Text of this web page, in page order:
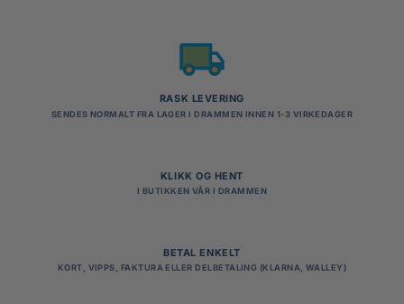
RASK LEVERING
SENDES NORMALT FRA LAGER I DRAMMEN INNEN 1-3 VIRKEDAGER
KLIKK OG HENT
I BUTIKKEN VÅR I DRAMMEN
BETAL ENKELT
KORT, VIPPS, FAKTURA ELLER DELBETALING (KLARNA, WALLEY)